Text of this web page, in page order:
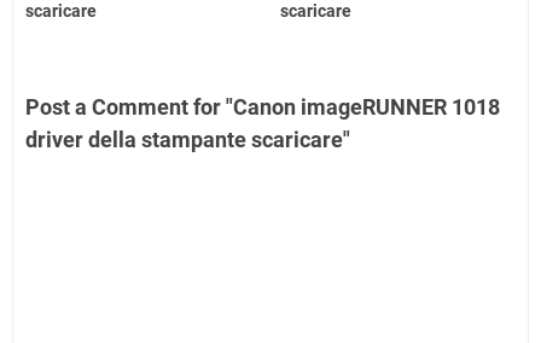
scaricare
scaricare
Post a Comment for "Canon imageRUNNER 1018
driver della stampante scaricare"